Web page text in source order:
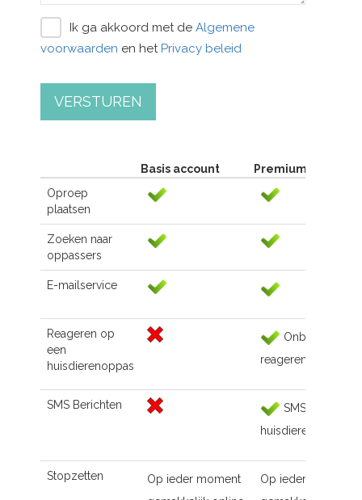
Ik ga akkoord met de Algemene
voorwaarden en het Privacy beleid
VERSTUREN
Basis account
Premium account
Oproep
plaatsen
Zoeken naar
oppassers
E-mailservice
Reageren op
een
huisdierenoppas
Onbeperkt
reageren
SMS Berichten
SMS naar de
huisdierenoppas
Stopzetten
Op ieder moment
Op ieder moment